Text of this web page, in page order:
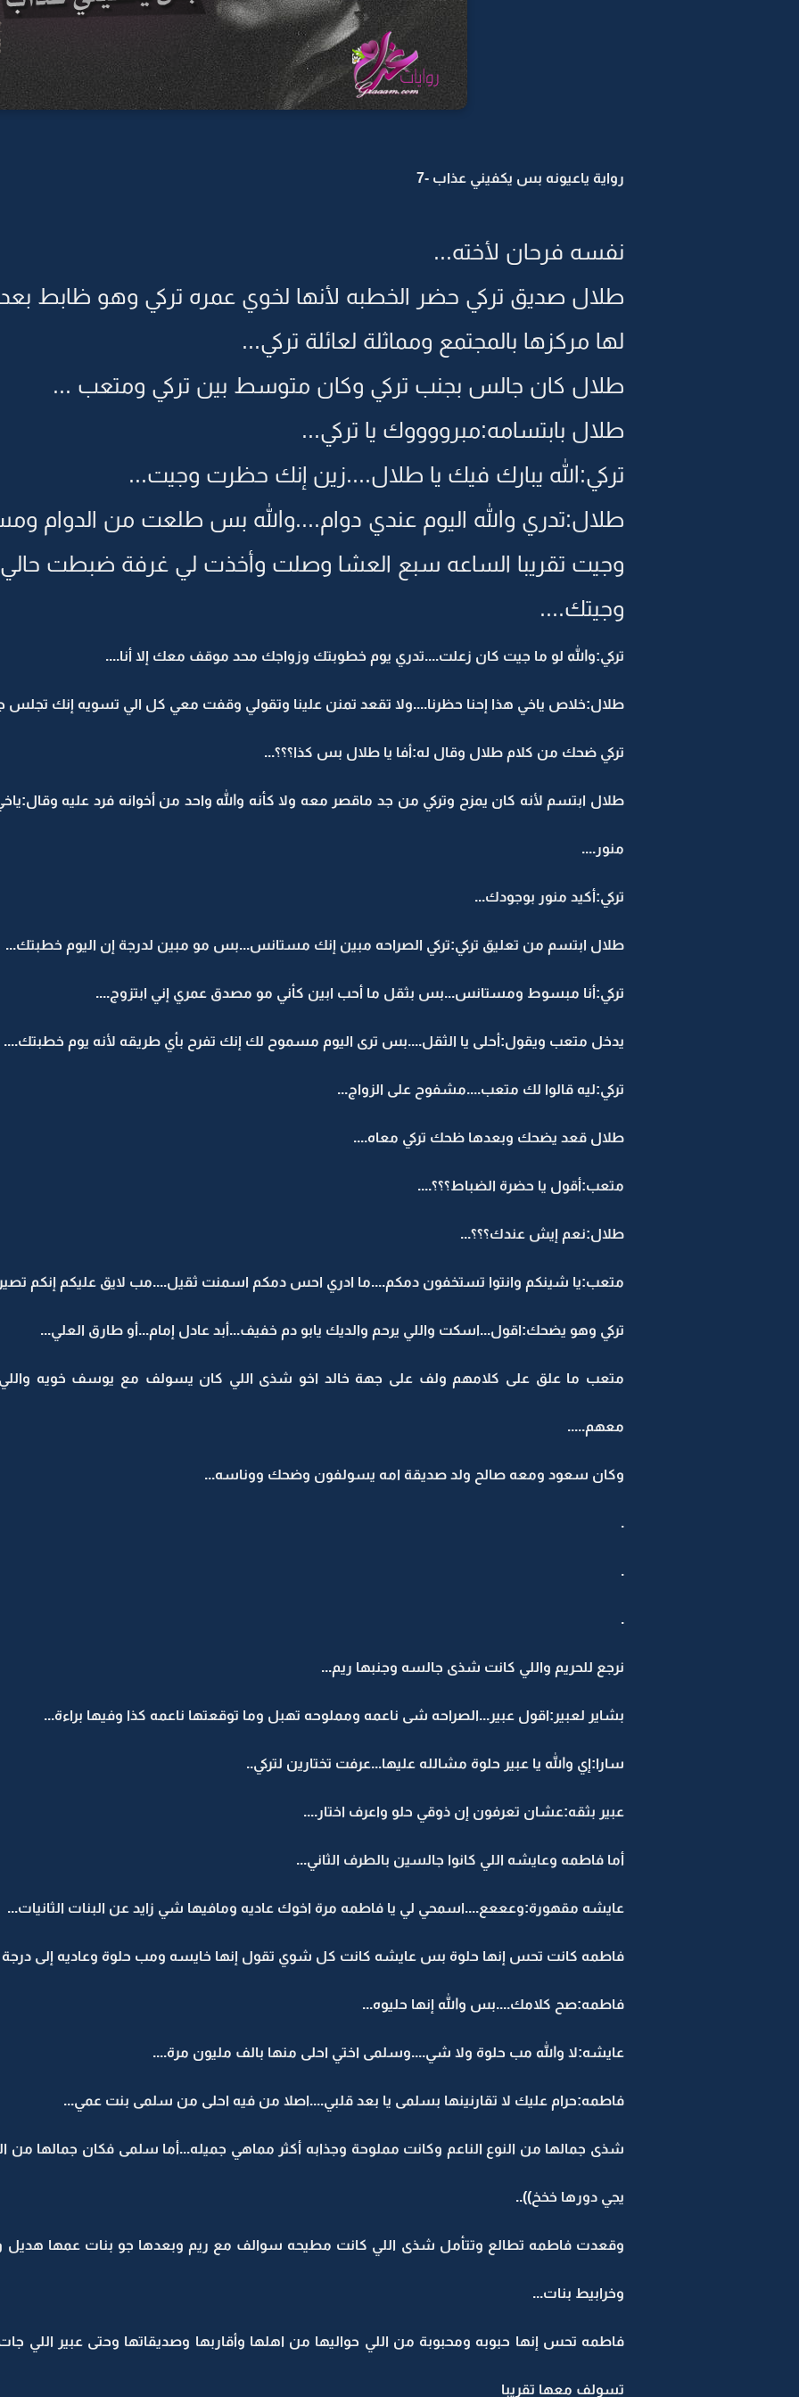
رواية ياعيونه بس يكفيني عذاب -7
نفسه فرحان لأخته...
طلال صديق تركي حضر الخطبه لأنها لخوي عمره تركي وهو ظابط بعد
لها مركزها بالمجتمع ومماثلة لعائلة تركي...
طلال كان جالس بجنب تركي وكان متوسط بين تركي ومتعب ...
طلال بابتسامه:مبرووووك يا تركي...
تركي:الله يبارك فيك يا طلال....زين إنك حظرت وجيت...
طلال:تدري والله اليوم عندي دوام....والله بس طلعت من الدوام
وجيت تقريبا الساعه سبع العشا وصلت وأخذت لي غرفة ضبطت حالي
وجيتك....
تركي:والله لو ما جيت كان زعلت....تدري يوم خطوبتك وزواجك محد موقف معك إلا أنا....
طلال:خلاص ياخي هذا إحنا حظرنا....ولا تقعد تمنن علينا وتقولي وقفت معي كل الي تسويه إنك تجلس
تركي ضحك من كلام طلال وقال له:أفا يا طلال بس كذا؟؟؟...
طلال ابتسم لأنه كان يمزح وتركي من جد ماقصر معه ولا كأنه والله واحد من أخوانه فرد عليه
منور....
تركي:أكيد منور بوجودك...
طلال ابتسم من تعليق تركي:تركي الصراحه مبين إنك مستانس...بس مو مبين لدرجة إن اليوم خطبتك...
تركي:أنا مبسوط ومستانس...بس بثقل ما أحب ابين كأني مو مصدق عمري إني ابتزوج....
يدخل متعب ويقول:أحلى يا الثقل....بس ترى اليوم مسموح لك إنك تفرح بأي طريقه لأنه يوم خطبتك....
تركي:ليه قالوا لك متعب....مشفوح على الزواج...
طلال قعد يضحك وبعدها ظحك تركي معاه....
متعب:أقول يا حضرة الضباط؟؟؟....
طلال:نعم إيش عندك؟؟؟...
متعب:يا شينكم وانتوا تستخفون دمكم....ما ادري احس دمكم اسمنت ثقيل....مب لايق عليكم إنكم
تركي وهو يضحك:اقول...اسكت واللي يرحم والديك يابو دم خفيف...أبد عادل إمام...أو طارق العلي...
متعب ما علق على كلامهم ولف على جهة خالد اخو شذى اللي كان يسولف مع يوسف خويه
معهم.....
وكان سعود ومعه صالح ولد صديقة امه يسولفون وضحك ووناسه...
.
.
.
نرجع للحريم واللي كانت شذى جالسه وجنبها ريم...
بشاير لعبير:اقول عبير...الصراحه شى ناعمه ومملوحه تهبل وما توقعتها ناعمه كذا وفيها براءة...
سارا:إي والله يا عبير حلوة مشالله عليها...عرفت تختارين لتركي..
عبير بثقه:عشان تعرفون إن ذوقي حلو واعرف اختار....
أما فاطمه وعايشه اللي كانوا جالسين بالطرف الثاني...
عايشه مقهورة:وعععع....اسمحي لي يا فاطمه مرة اخوك عاديه ومافيها شي زايد عن البنات الثانيات...
فاطمه كانت تحس إنها حلوة بس عايشه كانت كل شوي تقول إنها خايسه ومب حلوة وعاديه إلى
فاطمه:صح كلامك....بس والله إنها حليوه...
عايشه:لا والله مب حلوة ولا شي....وسلمى اختي احلى منها بالف مليون مرة....
فاطمه:حرام عليك لا تقارنينها بسلمى يا بعد قلبي....اصلا من فيه احلى من سلمى بنت عمي...
شذى جمالها من النوع الناعم وكانت مملوحة وجذابه أكثر مماهي جميله...أما سلمى فكان جمالها من
يجي دورها خخخ))..
وقعدت فاطمه تطالع وتتأمل شذى اللي كانت مطيحه سوالف مع ريم وبعدها جو بنات عمها
وخرابيط بنات...
فاطمه تحس إنها حبوبه ومحبوبة من اللي حواليها من اهلها وأقاربها وصديقاتها وحتى عبير
تسولف معها تقريبا